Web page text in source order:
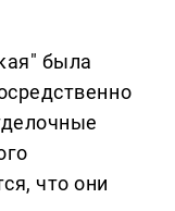
была
что они